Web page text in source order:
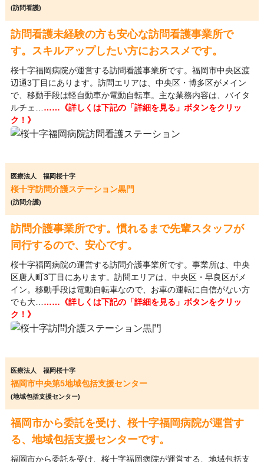
(訪問看護)
訪問看護未経験の方も安心な訪問看護事業所で
す。スキルアップしたい方におススメです。
桜十字福岡病院が運営する訪問看護事業所です。福岡市中央区渡
辺通3丁目にあります。訪問エリアは、中央区・博多区がメイン
で、移動手段は軽自動車か電動自転車。主な業務内容は、バイタ
ルチェ… ……《詳しくは下記の「詳細を見る」ボタンをクリッ
ク！》
医療法人 福岡桜十字
桜十字訪問介護ステーション黒門
(訪問介護)
訪問介護事業所です。慣れるまで先輩スタッフが
同行するので、安心です。
桜十字福岡病院の運営する訪問介護事業所です。事業所は、中央
区唐人町3丁目にあります。訪問エリアは、中央区・早良区がメ
イン。移動手段は電動自転車なので、お車の運転に自信がない方
でも大… ……《詳しくは下記の「詳細を見る」ボタンをクリッ
ク！》
医療法人 福岡桜十字
福岡市中央第5地域包括支援センター
(地域包括支援センター)
福岡市から委託を受け、桜十字福岡病院が運営す
る、地域包括支援センターです。
福岡市から委託を受け、桜十字福岡病院が運営する、地域包括支